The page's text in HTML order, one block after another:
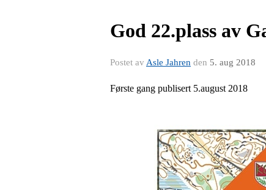
God 22.plass av
Postet av Asle Jahren den 5. aug 2018
Første gang publisert 5.august 2018